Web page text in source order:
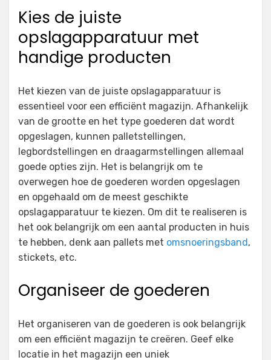
Kies de juiste
opslagapparatuur met
handige producten
Het kiezen van de juiste opslagapparatuur is
essentieel voor een efficiënt magazijn. Afhankelijk
van de grootte en het type goederen dat wordt
opgeslagen, kunnen palletstellingen,
legbordstellingen en draagarmstellingen allemaal
goede opties zijn. Het is belangrijk om te
overwegen hoe de goederen worden opgeslagen
en opgehaald om de meest geschikte
opslagapparatuur te kiezen. Om dit te realiseren is
het ook belangrijk om een aantal producten in huis
te hebben, denk aan pallets met omsnoeringsband,
stickets, etc.
Organiseer de goederen
Het organiseren van de goederen is ook belangrijk
om een efficiënt magazijn te creëren. Geef elke
locatie in het magazijn een uniek